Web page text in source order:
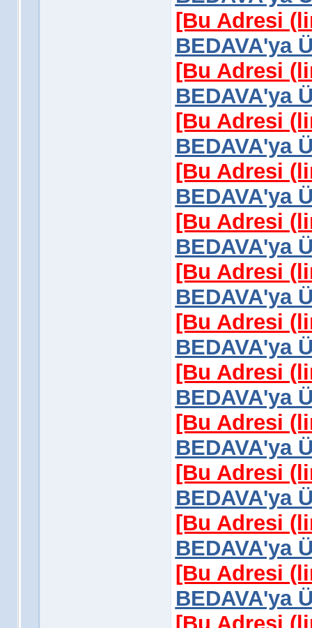
[Bu Adresi
BEDAVA'ya
[Bu Adresi
BEDAVA'ya
[Bu Adresi
BEDAVA'ya
[Bu Adresi
BEDAVA'ya
[Bu Adresi
BEDAVA'ya
[Bu Adresi
BEDAVA'ya
[Bu Adresi
BEDAVA'ya
[Bu Adresi
BEDAVA'ya
[Bu Adresi
BEDAVA'ya
[Bu Adresi
BEDAVA'ya
[Bu Adresi
BEDAVA'ya
[Bu Adresi
BEDAVA'ya